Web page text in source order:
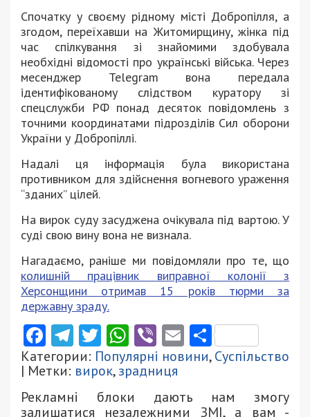
Спочатку у своєму рідному місті Добропілля, а
згодом, переїхавши на Житомирщину, жінка під
час спілкування зі знайомими здобувала
необхідні відомості про українські війська. Через
месенджер Telegram вона передала
ідентифікованому слідством куратору зі
спецслужби РФ понад десяток повідомлень з
точними координатами підрозділів Сил оборони
України у Добропіллі.
Надалі ця інформація була використана
противником для здійснення вогневого ураження
“зданих” цілей.
На вирок суду засуджена очікувала під вартою. У
суді свою вину вона не визнала.
Нагадаємо, раніше ми повідомляли про те, що
колишній працівник виправної колонії з
Херсонщини отримав 15 років тюрми за
державну зраду.
Facebook
Telegram
Twitter
WhatsApp
ViberEmail
Категории: Популярні новини,Суспільство
| Метки: вирок,зрадниця
Рекламні блоки дають нам змогу
залишатися незалежними ЗМІ, а вам -